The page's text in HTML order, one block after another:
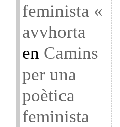
feminista «
avvhorta
en Camins
per una
poètica
feminista